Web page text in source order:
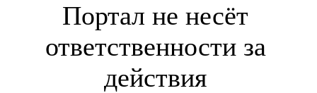
Портал не несёт
ответственности за
действия